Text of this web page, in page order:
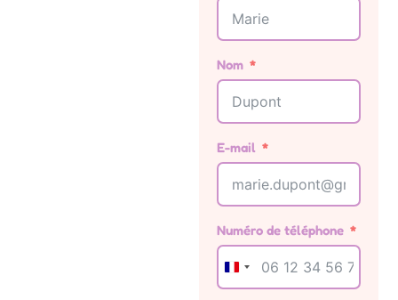
Nom
E-mail
Numéro de téléphone
France +33